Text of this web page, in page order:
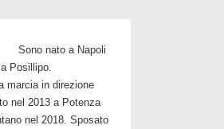
Sono nato a Napoli
Posillipo.
marcia in direzione
nel 2013 a Potenza
nel 2018. Sposato